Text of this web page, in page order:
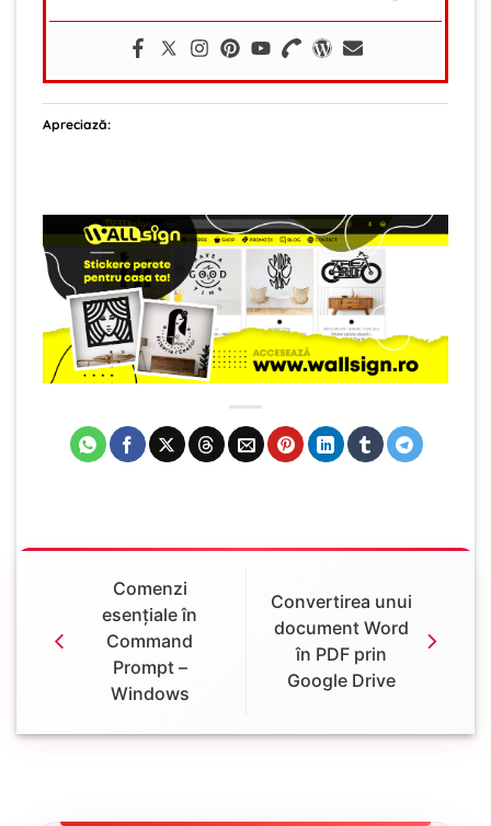
Apreciază:
Comenzi
esențiale în
Command
Prompt –
Windows
Convertirea unui
document Word
în PDF prin
Google Drive